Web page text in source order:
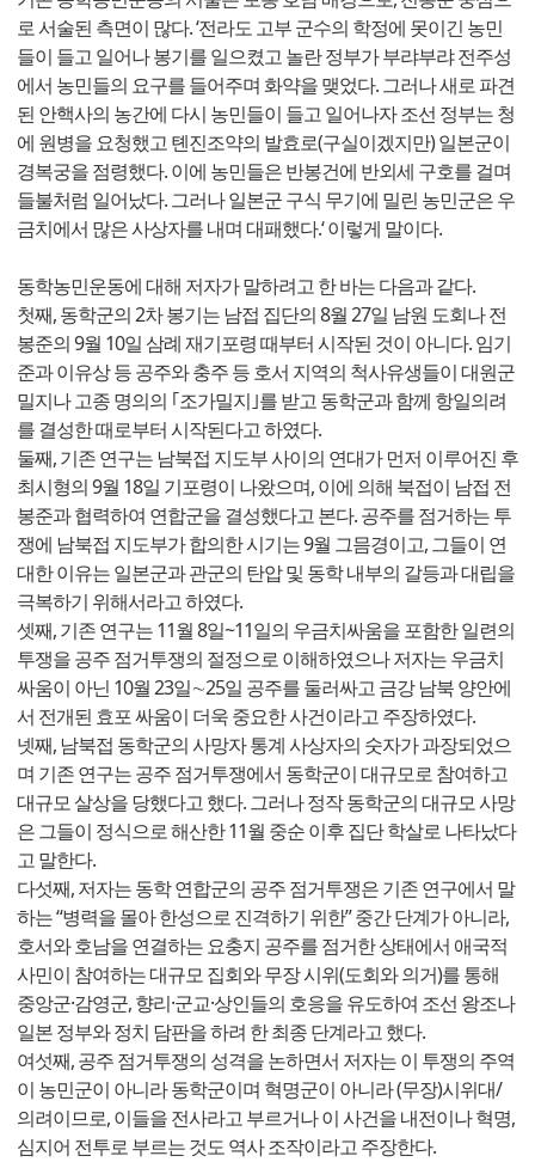
로 서술된 측면이 많다. ‘전라도 고부 군수의 학정에 못이긴 농민
들이 들고 일어나 봉기를 일으켰고 놀란 정부가 부랴부랴 전주성
에서 농민들의 요구를 들어주며 화약을 맺었다. 그러나 새로 파견
된 안핵사의 농간에 다시 농민들이 들고 일어나자 조선 정부는 청
에 원병을 요청했고 톈진조약의 발효로(구실이겠지만) 일본군이
경복궁을 점령했다. 이에 농민들은 반봉건에 반외세 구호를 걸며
들불처럼 일어났다. 그러나 일본군 구식 무기에 밀린 농민군은 우
금치에서 많은 사상자를 내며 대패했다.‘ 이렇게 말이다.
동학농민운동에 대해 저자가 말하려고 한 바는 다음과 같다.
첫째, 동학군의 2차 봉기는 남접 집단의 8월 27일 남원 도회나 전
봉준의 9월 10일 삼례 재기포령 때부터 시작된 것이 아니다. 임기
준과 이유상 등 공주와 충주 등 호서 지역의 척사유생들이 대원군
밀지나 고종 명의의 ｢조가밀지｣를 받고 동학군과 함께 항일의려
를 결성한 때로부터 시작된다고 하였다.
둘째, 기존 연구는 남북접 지도부 사이의 연대가 먼저 이루어진 후
최시형의 9월 18일 기포령이 나왔으며, 이에 의해 북접이 남접 전
봉준과 협력하여 연합군을 결성했다고 본다. 공주를 점거하는 투
쟁에 남북접 지도부가 합의한 시기는 9월 그믐경이고, 그들이 연
대한 이유는 일본군과 관군의 탄압 및 동학 내부의 갈등과 대립을
극복하기 위해서라고 하였다.
셋째, 기존 연구는 11월 8일~11일의 우금치싸움을 포함한 일련의
투쟁을 공주 점거투쟁의 절정으로 이해하였으나 저자는 우금치
싸움이 아닌 10월 23일∼25일 공주를 둘러싸고 금강 남북 양안에
서 전개된 효포 싸움이 더욱 중요한 사건이라고 주장하였다.
넷째, 남북접 동학군의 사망자 통계 사상자의 숫자가 과장되었으
며 기존 연구는 공주 점거투쟁에서 동학군이 대규모로 참여하고
대규모 살상을 당했다고 했다. 그러나 정작 동학군의 대규모 사망
은 그들이 정식으로 해산한 11월 중순 이후 집단 학살로 나타났다
고 말한다.
다섯째, 저자는 동학 연합군의 공주 점거투쟁은 기존 연구에서 말
하는 “병력을 몰아 한성으로 진격하기 위한” 중간 단계가 아니라,
호서와 호남을 연결하는 요충지 공주를 점거한 상태에서 애국적
사민이 참여하는 대규모 집회와 무장 시위(도회와 의거)를 통해
중앙군·감영군, 향리·군교·상인들의 호응을 유도하여 조선 왕조나
일본 정부와 정치 담판을 하려 한 최종 단계라고 했다.
여섯째, 공주 점거투쟁의 성격을 논하면서 저자는 이 투쟁의 주역
이 농민군이 아니라 동학군이며 혁명군이 아니라 (무장)시위대/
의려이므로, 이들을 전사라고 부르거나 이 사건을 내전이나 혁명,
심지어 전투로 부르는 것도 역사 조작이라고 주장한다.